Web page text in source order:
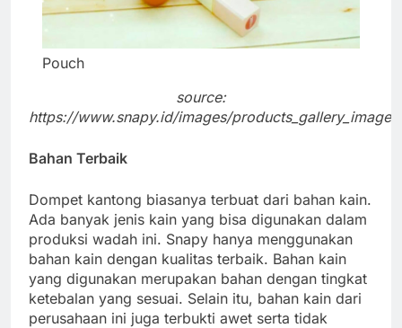
Pouch
source:
https://www.snapy.id/images/
Bahan Terbaik
Dompet kantong biasanya terbuat dari bahan kain.
Ada banyak jenis kain yang bisa digunakan dalam
produksi wadah ini. Snapy hanya menggunakan
bahan kain dengan kualitas terbaik. Bahan kain
yang digunakan merupakan bahan dengan tingkat
ketebalan yang sesuai. Selain itu, bahan kain dari
perusahaan ini juga terbukti awet serta tidak